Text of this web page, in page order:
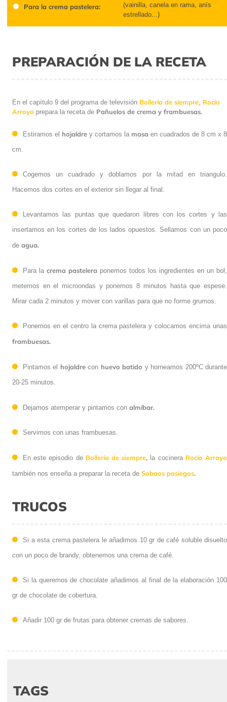
Para la crema pastelera:
(vainilla, canela en rama, anís
estrellado...)
PREPARACIÓN DE LA RECETA
En el capítulo 9 del programa de televisión Bollería de siempre Rocío
Arroyo prepara la receta de Pañuelos de crema y frambuesas.
Estiramos el hojaldre y cortamos la masa en cuadrados de 8 cm x 8
cm.
Cogemos un cuadrado y doblamos por la mitad en triangulo.
Hacemos dos cortes en el exterior sin llegar al final.
Levantamos las puntas que quedaron libres con los cortes y las
insertamos en los cortes de los lados opuestos. Sellamos con un poco
de agua.
Para la crema pastelera ponemos todos los ingredientes en un bol,
metemos en el microondas y ponemos 8 minutos hasta que espese.
Mirar cada 2 minutos y mover con varillas para que no forme grumos.
Ponemos en el centro la crema pastelera y colocamos encima unas
frambuesas.
Pintamos el hojaldrecon huevo batido y horneamos 200ºC durante
20-25 minutos.
Dejamos atemperar y pintamos con almíbar.
Servimos con unas frambuesas.
En este episodio de Bollería de siempre, la cocinera Rocío Arroyo
también nos enseña a preparar la receta de Sobaos pasiegos.
TRUCOS
Si a esta crema pastelera le añadimos 10 gr de café soluble disuelto
con un poco de brandy, obtenemos una crema de café.
Si la queremos de chocolate añadimos al final de la elaboración 100
gr de chocolate de cobertura.
Añadir 100 gr de frutas para obtener cremas de sabores.
TAGS